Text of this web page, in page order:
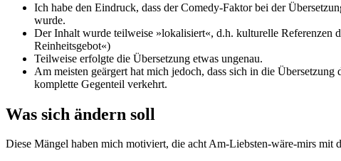
Ich habe den Eindruck, dass der Comedy-Faktor bei der
wurde.
Der Inhalt wurde teilweise »lokalisiert«, d.h. kulturelle Referenzen
Reinheitsgebot«)
Teilweise erfolgte die Übersetzung etwas ungenau.
Am meisten geärgert hat mich jedoch, dass sich in die
komplette Gegenteil verkehrt.
Was sich ändern soll
Diese Mängel haben mich motiviert, die acht Am-Liebsten-wäre-mirs mit